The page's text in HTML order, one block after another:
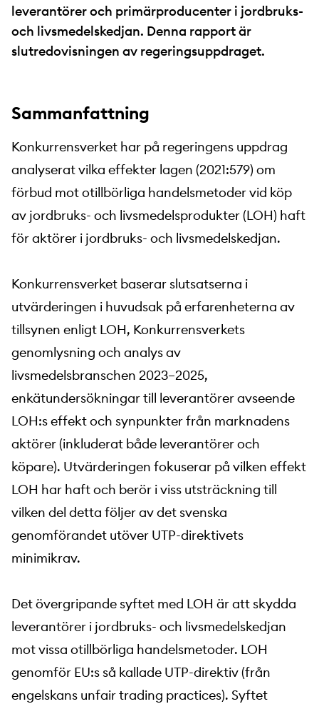
leverantörer och primärproducenter i jordbruks-
och livsmedelskedjan. Denna rapport är
slutredovisningen av regeringsuppdraget.
Sammanfattning
Konkurrensverket har på regeringens uppdrag
analyserat vilka effekter lagen (2021:579) om
förbud mot otillbörliga handelsmetoder vid köp
av jordbruks- och livsmedelsprodukter (LOH) haft
för aktörer i jordbruks- och livsmedelskedjan.
Konkurrensverket baserar slutsatserna i
utvärderingen i huvudsak på erfarenheterna av
tillsynen enligt LOH, Konkurrensverkets
genomlysning och analys av
livsmedelsbranschen 2023–2025,
enkätundersökningar till leverantörer avseende
LOH:s effekt och synpunkter från marknadens
aktörer (inkluderat både leverantörer och
köpare). Utvärderingen fokuserar på vilken effekt
LOH har haft och berör i viss utsträckning till
vilken del detta följer av det svenska
genomförandet utöver UTP-direktivets
minimikrav.
Det övergripande syftet med LOH är att skydda
leverantörer i jordbruks- och livsmedelskedjan
mot vissa otillbörliga handelsmetoder. LOH
genomför EU:s så kallade UTP-direktiv (från
engelskans unfair trading practices). Syftet